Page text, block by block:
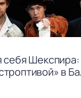
себя Шекспира:
в